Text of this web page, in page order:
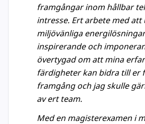
framgångar inom hållbar
intresse. Ert arbete med att
miljövänliga
inspirerande och
övertygad om att mina
färdigheter kan bidra till er
framgång och jag skulle
av ert team.
Med en magisterexamen i